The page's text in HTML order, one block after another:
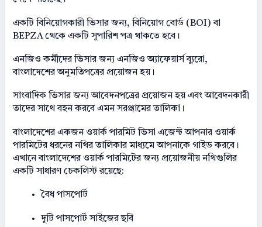
একটি বিনিয়োগকারী ভিসার জন্য, বিনিয়োগ বোর্ড (BOI) বা
BEPZA থেকে একটি সুপারিশ পত্র থাকতে হবে।
এনজিও কর্মীদের ভিসার জন্য এনজিও অ্যাফেয়ার্স ব্যুরো,
বাংলাদেশের অনুমতিপত্রের প্রয়োজন হয়।
সাংবাদিক ভিসার জন্য আবেদনপত্রের প্রয়োজন হয় এবং আবেদনকারী
তাদের সাথে বহন করবে এমন সরঞ্জামের তালিকা।
বাংলাদেশের একজন ওয়ার্ক পারমিট ভিসা এজেন্ট আপনার ওয়ার্ক
পারমিটের ধরনের নথির তালিকার মাধ্যমে আপনাকে গাইড করবে।
এখানে বাংলাদেশের ওয়ার্ক পারমিটের জন্য প্রয়োজনীয় নথিগুলির
একটি সাধারণ চেকলিস্ট রয়েছে:
বৈধ পাসপোর্ট
দুটি পাসপোর্ট সাইজের ছবি